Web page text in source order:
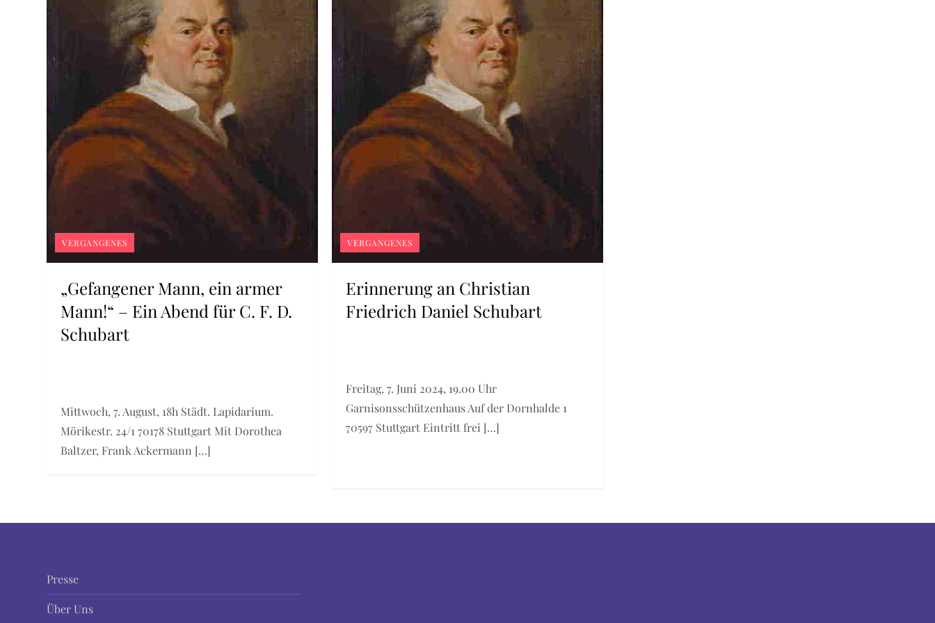
VERGANGENES
„Gefangener Mann, ein armer
Mann!“ – Ein Abend für C. F. D.
Schubart
Mittwoch, 7. August, 18h Städt. Lapidarium.
Mörikestr. 24/1 70178 Stuttgart Mit Dorothea
Baltzer, Frank Ackermann […]
VERGANGENES
Erinnerung an Christian
Friedrich Daniel Schubart
Freitag, 7. Juni 2024, 19.00 Uhr
Garnisonsschützenhaus Auf der Dornhalde 1
70597 Stuttgart Eintritt frei […]
Presse
Über Uns